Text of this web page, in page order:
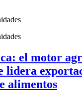
el motor
lidera
alimentos